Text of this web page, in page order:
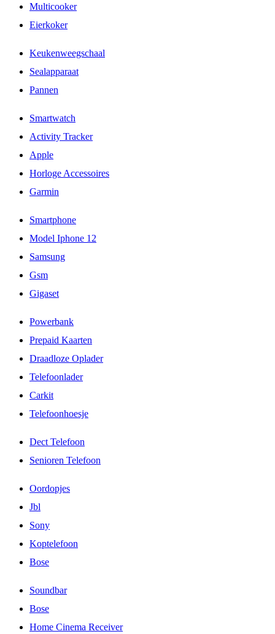
Multicooker
Eierkoker
Keukenweegschaal
Sealapparaat
Pannen
Smartwatch
Activity Tracker
Apple
Horloge Accessoires
Garmin
Smartphone
Model Iphone 12
Samsung
Gsm
Gigaset
Powerbank
Prepaid Kaarten
Draadloze Oplader
Telefoonlader
Carkit
Telefoonhoesje
Dect Telefoon
Senioren Telefoon
Oordopjes
Jbl
Sony
Koptelefoon
Bose
Soundbar
Bose
Home Cinema Receiver